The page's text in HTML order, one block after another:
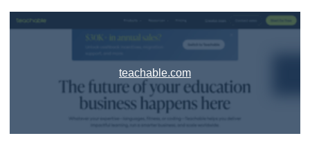
teachable.com